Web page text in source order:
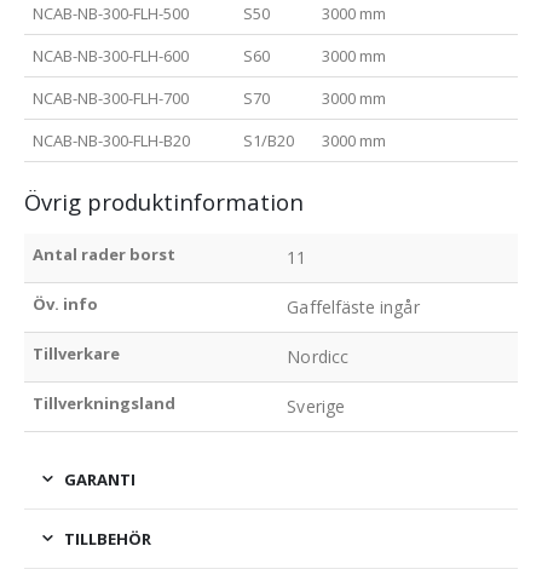
NCAB-NB-300-FLH-500
S50
3000 mm
NCAB-NB-300-FLH-600
S60
3000 mm
NCAB-NB-300-FLH-700
S70
3000 mm
NCAB-NB-300-FLH-B20
S1/B20 3000 mm
Övrig produktinformation
Antal rader borst 11
Öv. info Gaffelfäste ingår
Tillverkare Nordicc
Tillverkningsland Sverige
GARANTI
TILLBEHÖR